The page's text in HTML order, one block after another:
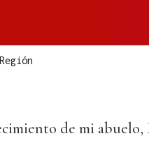
de mi abuelo,